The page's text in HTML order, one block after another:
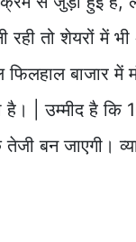
रही तो शेयरों में
फिलहाल बाजार
है। | उम्मीद है कि
तेजी बन जाएगी।